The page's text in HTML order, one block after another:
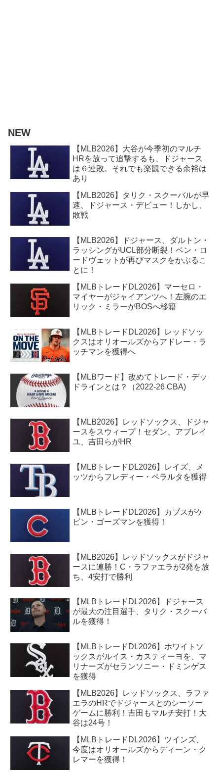
NEW
【MLB2026】大谷が今季初のマルチ
HRを放って追撃するも、ドジャース
は６連敗。それでも楽観できる余裕は
あり
【MLB2026】タリク・スクーバルが早
速、ドジャース・デビュー！しかし、
敗戦
【MLB2026】ドジャース、ダルトン・
ラッシングがUCL部分断裂！ベン・ロ
ードヴェットが再びマスクをかぶるこ
とに！
【MLBトレードDL2026】マーセロ・
マイヤーがジャイアンツへ！左腕のエ
リック・ミラーがBOSへ移籍
【MLBトレードDL2026】レッドソッ
クスはオリオールズからアドレー・ラ
ッチマンを獲得へ
【MLBワード】改めてトレード・デッ
ドラインとは？（2022-26 CBA)
【MLB2026】レッドソックス、ドジャ
ースをスウィープ！セダン、アブレイ
ユ、吉田らがHR
【MLBトレードDL2026】レイズ、メ
ッツからフレディー・ペラルタを獲得
【MLBトレードDL2026】カブスがケ
ビン・ゴーズマンを獲得！
【MLB2026】レッドソックスがドジャ
ースに連勝！C・ラファエラが2発を放
ち、4安打で勝利
【MLBトレードDL2026】ドジャース
が最大の注目選手、タリク・スクーバ
ルを獲得！
【MLBトレードDL2026】ホワイトソ
ックスがルイス・カスティーヨを、マ
リナーズがセランソニー・ドミンゲス
を獲得
【MLB2026】レッドソックス、ラファ
エラのHRでドジャースとのシーソー
ゲームに勝利！吉田もマルチ安打！大
谷は24号！
【MLBトレードDL2026】ツインズ、
今度はオリオールズからディーン・ク
レマーを獲得！